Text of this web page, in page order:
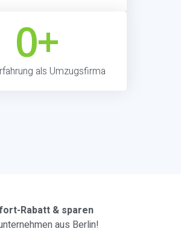
als Umzugsfirma
0+
Rabatt & sparen
aus Berlin!